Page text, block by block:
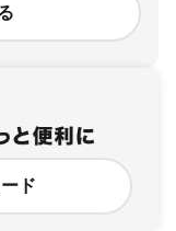
ド